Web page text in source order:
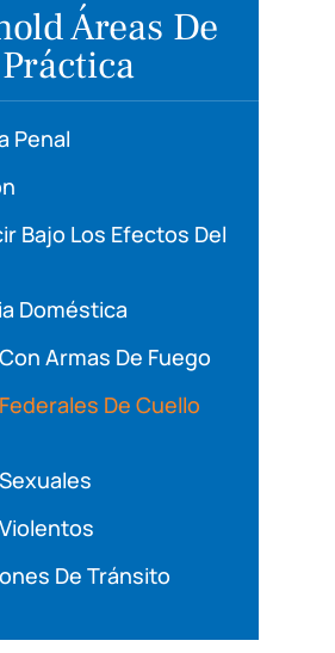
Áreas De
Práctica
Penal
Bajo Los Efectos Del
Doméstica
Armas De Fuego
De Cuello
De Tránsito